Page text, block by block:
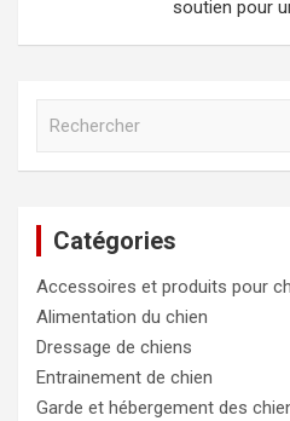
soutien pour
c
h
e
r
Catégories
Accessoires et produits pour
Alimentation du chien
Dressage de chiens
Entrainement de chien
Garde et hébergement des